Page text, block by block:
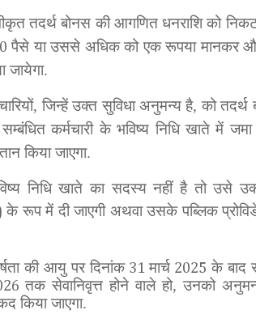
तदर्थ बोनस की आगणित धनराशि को
पैसे या उससे अधिक को एक रूपया मानकर
जायेगा.
जिन्हें उक्त सुविधा अनुमन्य है, को
कर्मचारी के भविष्य निधि खाते में
किया जाएगा.
निधि खाते का सदस्य नहीं है तो उसे
के रूप में दी जाएगी अथवा उसके पब्लिक
की आयु पर दिनांक31 मार्च 2025 के बाद
तक सेवानिवृत्त होने वाले हो, उनको
किया जाएगा.